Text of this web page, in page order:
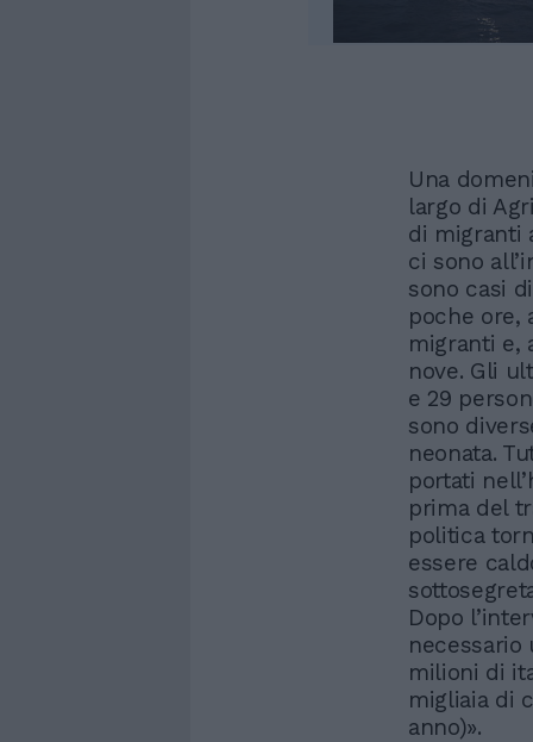
Una
largo di
di migranti
ci sono
sono casi
poche ore,
migranti e,
nove. Gli
e 29
sono
neonata.
portati
prima del
politica
essere
Dopo
milioni di
migliaia di
anno)».